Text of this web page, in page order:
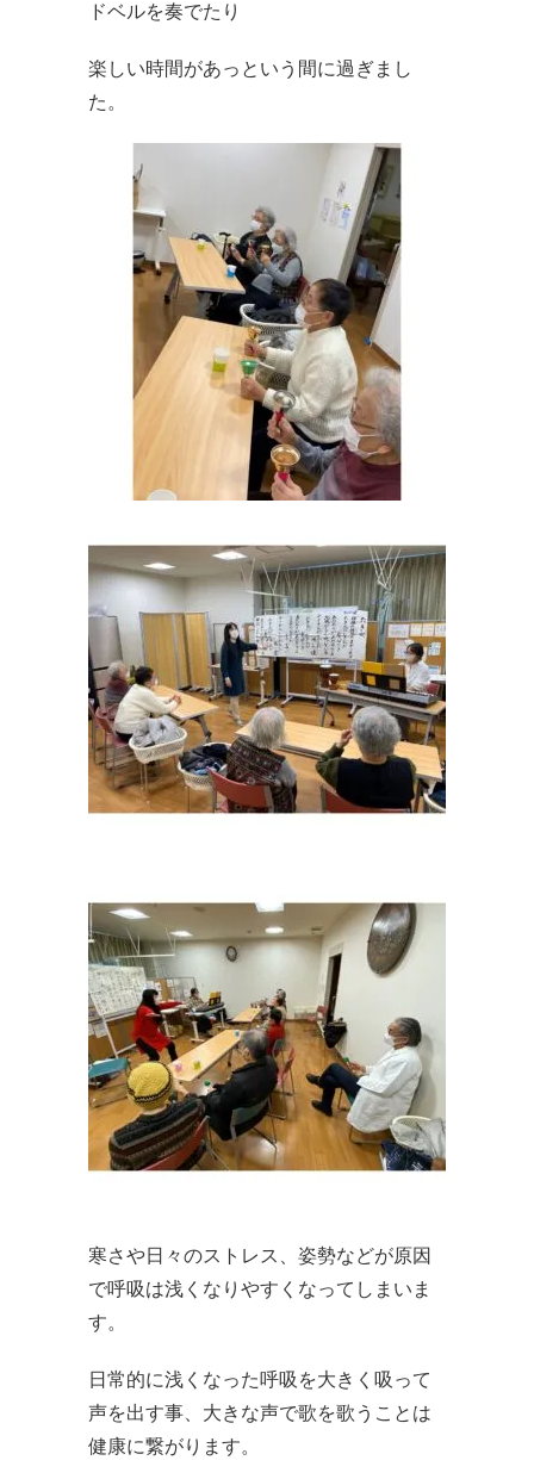
ドベルを奏でたり
楽しい時間があっという間に過ぎまし
た。
寒さや日々のストレス、姿勢などが原因
で呼吸は浅くなりやすくなってしまいま
す。
日常的に浅くなった呼吸を大きく吸って
声を出す事、大きな声で歌を歌うことは
健康に繋がります。